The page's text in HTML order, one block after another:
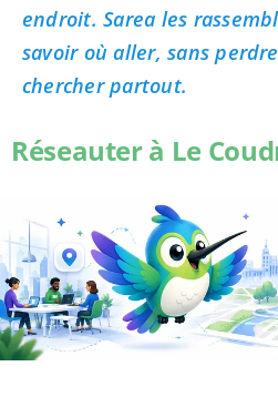
endroit. Sarea les
savoir où aller, sans
chercher partout.
Réseauter à Le